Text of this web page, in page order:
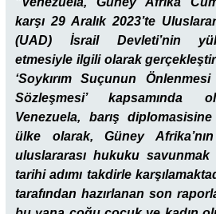
karşı 29 Aralık 2023’te
(UAD) İsrail Devleti’nin
etmesiyle ilgili olarak
‘Soykırım Suçunun Önlenmesi
Sözleşmesi’ kapsamında
Venezuela, barış
ülke olarak, Güney
uluslararası hukuku savunmak
tarihi adımı takdirle
tarafından hazırlanan son